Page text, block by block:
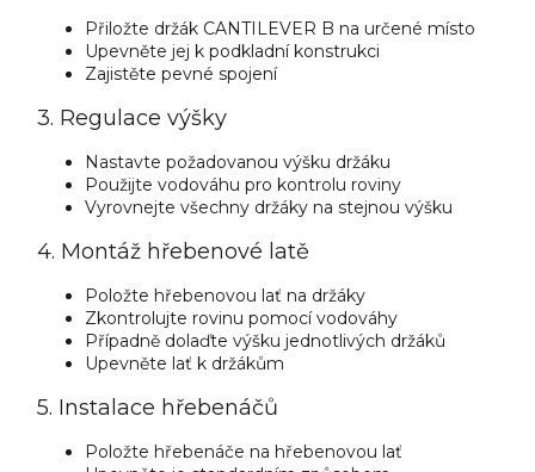
Přiložte držák CANTILEVER B na určené místo
Upevněte jej k podkladní konstrukci
Zajistěte pevné spojení
3. Regulace výšky
Nastavte požadovanou výšku držáku
Použijte vodováhu pro kontrolu roviny
Vyrovnejte všechny držáky na stejnou výšku
4. Montáž hřebenové latě
Položte hřebenovou lať na držáky
Zkontrolujte rovinu pomocí vodováhy
Případně dolaďte výšku jednotlivých držáků
Upevněte lať k držákům
5. Instalace hřebenáčů
Položte hřebenáče na hřebenovou lať